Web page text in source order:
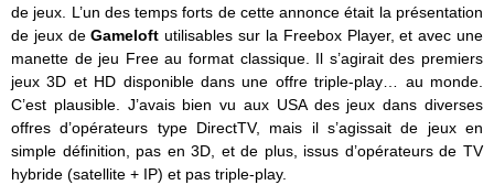
de jeux. L’un des temps forts de cette annonce était la présentation
de jeux deGameloft utilisables sur la Freebox Player, et avec une
manette de jeu Free au format classique. Il s’agirait des premiers
jeux 3D et HD disponible dans une offre triple-play… au monde.
C’est plausible. J’avais bien vu aux USA des jeux dans diverses
offres d’opérateurs type DirectTV, mais il s’agissait de jeux en
simple définition, pas en 3D, et de plus, issus d’opérateurs de TV
hybride (satellite + IP) et pas triple-play.